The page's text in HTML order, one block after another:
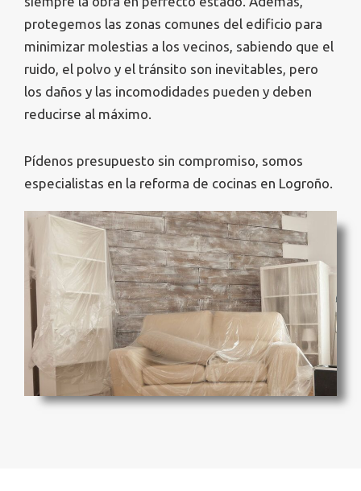
protegemos las zonas comunes del edificio para
minimizar molestias a los vecinos, sabiendo que el
ruido, el polvo y el tránsito son inevitables, pero
los daños y las incomodidades pueden y deben
reducirse al máximo.
Pídenos presupuesto sin compromiso, somos
especialistas en la reforma de cocinas en Logroño.